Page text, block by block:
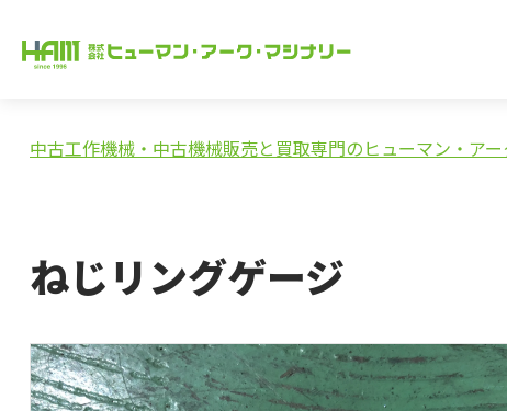
中古工作機械・中古機械販売と買取専門のヒューマン・ア
ねじリングゲージ